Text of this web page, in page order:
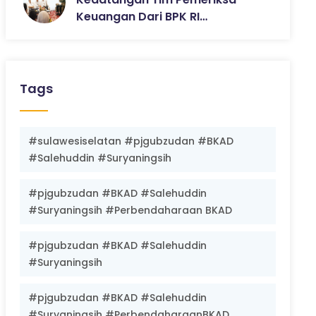
Keuangan Dari BPK RI…
Tags
#sulawesiselatan #pjgubzudan #BKAD
#Salehuddin #Suryaningsih
#pjgubzudan #BKAD #Salehuddin
#Suryaningsih #Perbendaharaan BKAD
#pjgubzudan #BKAD #Salehuddin
#Suryaningsih
#pjgubzudan #BKAD #Salehuddin